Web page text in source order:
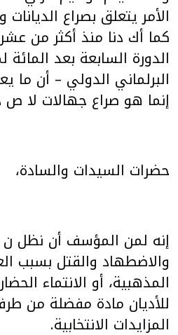
الأمر يتعلق بصراع
كما أك دنا منذ أكثر من
الدورة السابعة بعد المائة
البرلماني الدولي – أن ما
إنما هو صراع جهالات لا ص
حضرات السيدات والسادة،
إنه لمن المؤسف أن نظل
والاضطهاد والقتل بسبب
المذهبية، أو الانتماء
للأديان مادة مفضلة من
المزايدات الانتخابية.